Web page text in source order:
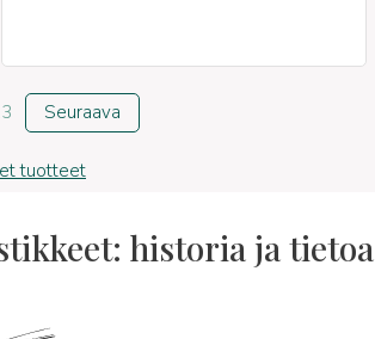
3 Seuraava
tuotteet
historia ja tietoa